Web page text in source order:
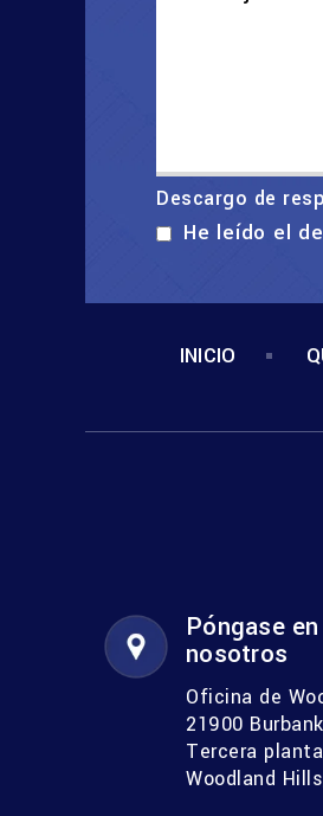
Descargo de
He leído el
INICIO
Póngase
nosotros
Oficina de
21900
Tercera planta
Woodland